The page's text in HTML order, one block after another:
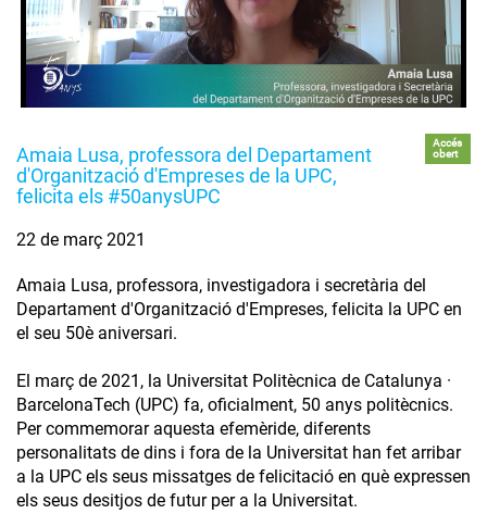
Amaia Lusa, professora del Departament
d'Organització d'Empreses de la UPC,
felicita els #50anysUPC
Accés
obert
22 de març 2021
Amaia Lusa, professora, investigadora i secretària del
Departament d'Organització d'Empreses, felicita la UPC en
el seu 50è aniversari.
El març de 2021, la Universitat Politècnica de Catalunya ·
BarcelonaTech (UPC) fa, oficialment, 50 anys politècnics.
Per commemorar aquesta efemèride, diferents
personalitats de dins i fora de la Universitat han fet arribar
a la UPC els seus missatges de felicitació en què expressen
els seus desitjos de futur per a la Universitat.